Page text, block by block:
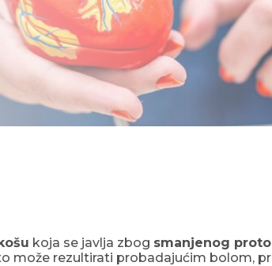
koja se javlja zbog smanjenog
rezultirati probadajućim bolom,